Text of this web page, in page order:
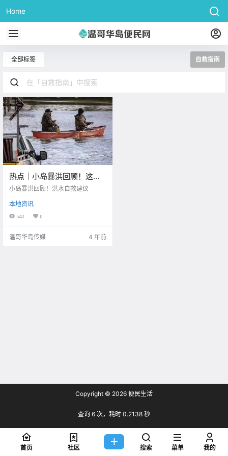
Home
全部标签 自救指南
热点｜小岛暴洪回顾！这个
冬天，我们经历的太多太
小岛暴洪回顾！洪水自救建议
本地资讯
543 0
温哥华岛传媒 4 年前
Copyright © 2026 便民生活
查询 6 次，耗时 0.2138 秒
首页 社区 搜索 菜单 我的